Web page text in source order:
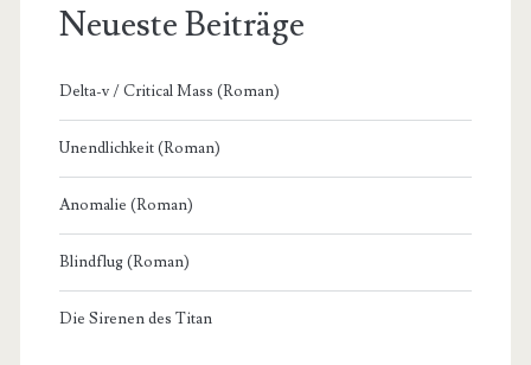
Neueste Beiträge
Delta-v / Critical Mass (Roman)
Unendlichkeit (Roman)
Anomalie (Roman)
Blindflug (Roman)
Die Sirenen des Titan